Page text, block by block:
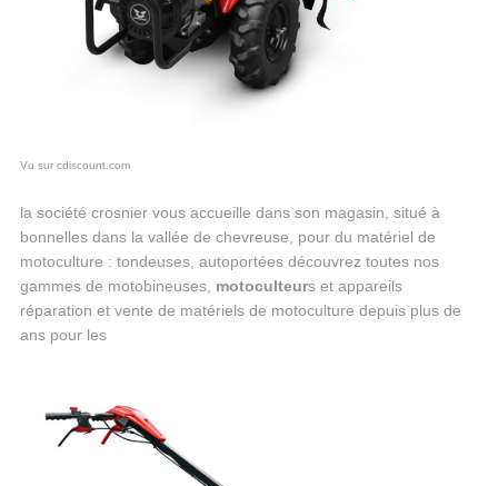
Vu sur cdiscount.com
la société crosnier vous accueille dans son magasin, situé à
bonnelles dans la vallée de chevreuse, pour du matériel de
motoculture : tondeuses, autoportées découvrez toutes nos
gammes de motobineuses, motoculteurs et appareils
réparation et vente de matériels de motoculture depuis plus de
ans pour les